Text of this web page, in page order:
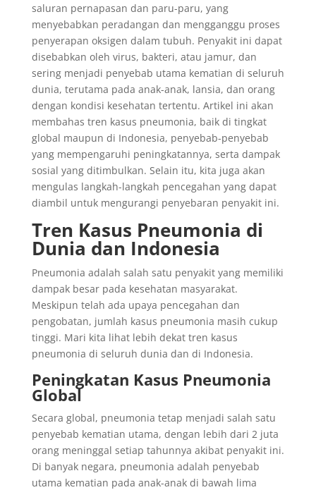
saluran pernapasan dan paru-paru, yang
menyebabkan peradangan dan mengganggu proses
penyerapan oksigen dalam tubuh. Penyakit ini dapat
disebabkan oleh virus, bakteri, atau jamur, dan
sering menjadi penyebab utama kematian di seluruh
dunia, terutama pada anak-anak, lansia, dan orang
dengan kondisi kesehatan tertentu. Artikel ini akan
membahas tren kasus pneumonia, baik di tingkat
global maupun di Indonesia, penyebab-penyebab
yang mempengaruhi peningkatannya, serta dampak
sosial yang ditimbulkan. Selain itu, kita juga akan
mengulas langkah-langkah pencegahan yang dapat
diambil untuk mengurangi penyebaran penyakit ini.
Tren Kasus Pneumonia di
Dunia dan Indonesia
Pneumonia adalah salah satu penyakit yang memiliki
dampak besar pada kesehatan masyarakat.
Meskipun telah ada upaya pencegahan dan
pengobatan, jumlah kasus pneumonia masih cukup
tinggi. Mari kita lihat lebih dekat tren kasus
pneumonia di seluruh dunia dan di Indonesia.
Peningkatan Kasus Pneumonia
Global
Secara global, pneumonia tetap menjadi salah satu
penyebab kematian utama, dengan lebih dari 2 juta
orang meninggal setiap tahunnya akibat penyakit ini.
Di banyak negara, pneumonia adalah penyebab
utama kematian pada anak-anak di bawah lima